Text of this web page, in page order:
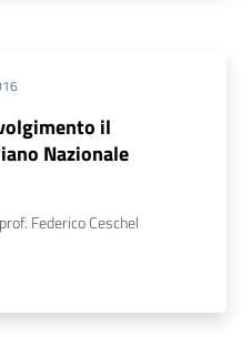
il
Nazionale
Federico Ceschel